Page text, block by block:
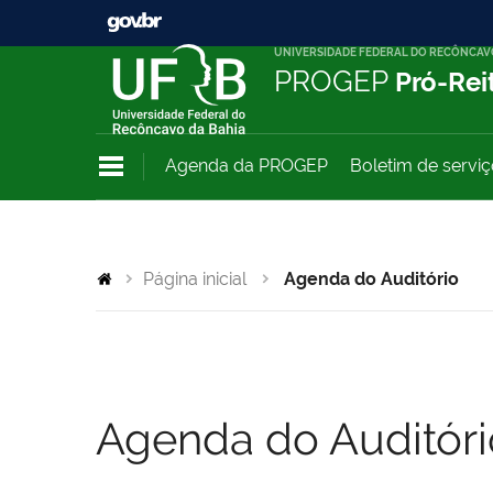
UNIVERSIDADE FEDERAL DO
PROGEP Pró-
Agenda da PROGEP Boletim de
Página inicial Agenda do Auditório
Agenda do